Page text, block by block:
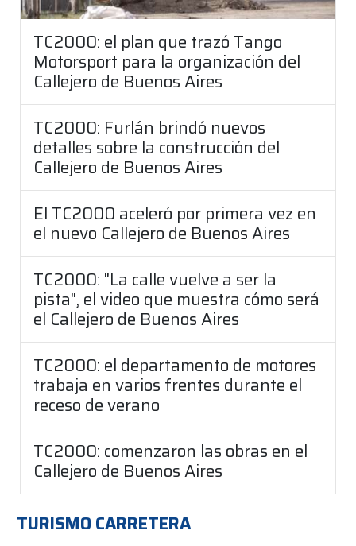
TC2000: el plan que trazó Tango
Motorsport para la organización del
Callejero de Buenos Aires
TC2000: Furlán brindó nuevos
detalles sobre la construcción del
Callejero de Buenos Aires
El TC2000 aceleró por primera vez en
el nuevo Callejero de Buenos Aires
TC2000: "La calle vuelve a ser la
pista", el video que muestra cómo será
el Callejero de Buenos Aires
TC2000: el departamento de motores
trabaja en varios frentes durante el
receso de verano
TC2000: comenzaron las obras en el
Callejero de Buenos Aires
TURISMO CARRETERA